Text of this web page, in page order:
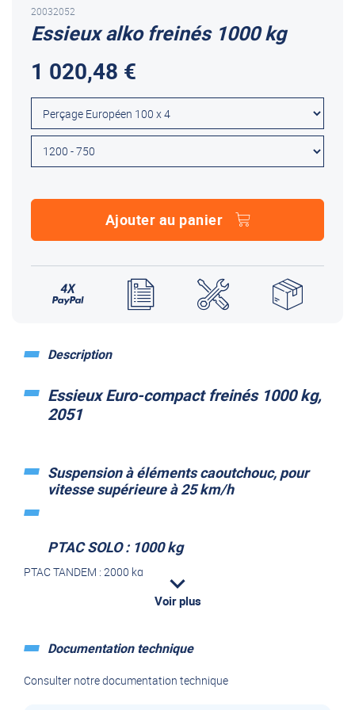
Essieux alko freinés 1000 kg
20032052
1 020,48 €
Ajouter au panier
Description
Essieux Euro-compact freinés 1000 kg,
2051
Suspension à éléments caoutchouc, pour
vitesse supérieure à 25 km/h
PTAC SOLO : 1000 kg
PTAC TANDEM : 2000 kg
Arrêt de gaine solo soudé
Voir plus
Documentation technique
Consulter notre documentation technique